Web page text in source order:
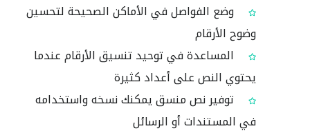
وضع الفواصل في الأماكن الصحيحة لتحسين
وضوح الأرقام
المساعدة في توحيد تنسيق الأرقام عندما
يحتوي النص على أعداد كثيرة
توفير نص منسق يمكنك نسخه واستخدامه
في المستندات أو الرسائل